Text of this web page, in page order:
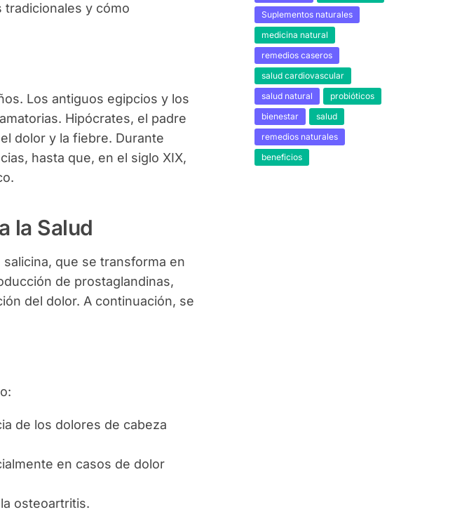
tradicionales y cómo
Los antiguos egipcios y los
Hipócrates, el padre
dolor y la fiebre. Durante
hasta que, en el siglo XIX,
la Salud
que se transforma en
de prostaglandinas,
del dolor. A continuación, se
de los dolores de cabeza
en casos de dolor
osteoartritis.
Suplementos naturales
medicina natural
remedios caseros
salud cardiovascular
salud natural
probióticos
bienestar
salud
remedios naturales
beneficios